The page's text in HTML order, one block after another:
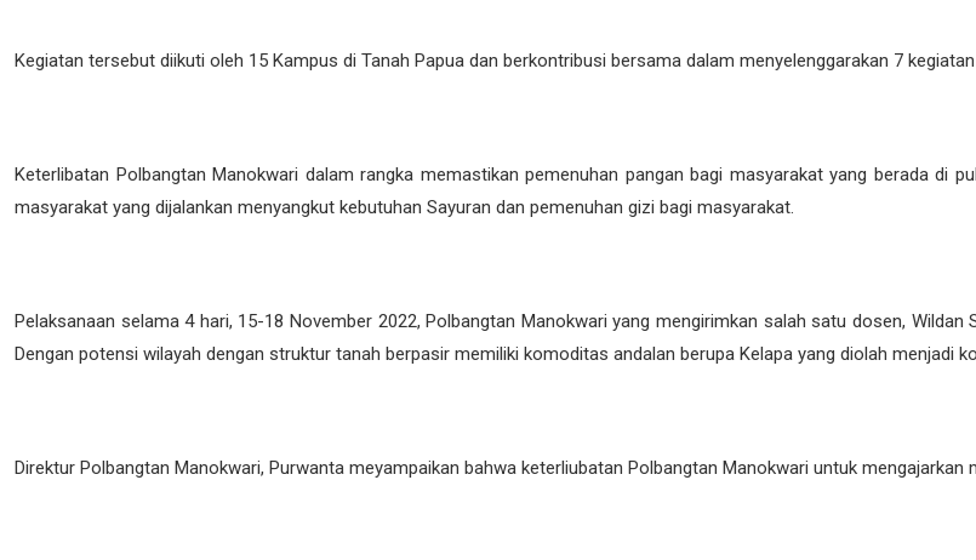
Kegiatan tersebut diikuti oleh 15 Kampus di Tanah Papua dan berkontribusi bersama dalam menyelenggarakan 7
Keterlibatan Polbangtan Manokwari dalam rangka memastikan pemenuhan pangan bagi masyarakat yang berada di
masyarakat yang dijalankan menyangkut kebutuhan Sayuran dan pemenuhan gizi bagi masyarakat.
Pelaksanaan selama 4 hari, 15-18 November 2022, Polbangtan Manokwari yang mengirimkan salah satu dosen,
Dengan potensi wilayah dengan struktur tanah berpasir memiliki komoditas andalan berupa Kelapa yang diolah menjadi
Direktur Polbangtan Manokwari, Purwanta meyampaikan bahwa keterliubatan Polbangtan Manokwari untuk